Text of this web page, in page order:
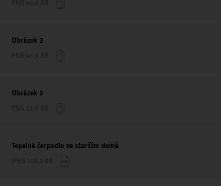
Obrázek 2
Obrázek 3
Tepelné čerpadlo ve starším domě